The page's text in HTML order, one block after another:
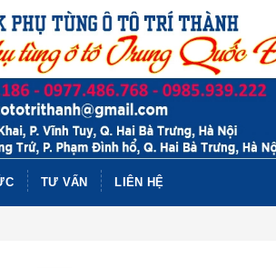
TƯ VẤN LIÊN HỆ